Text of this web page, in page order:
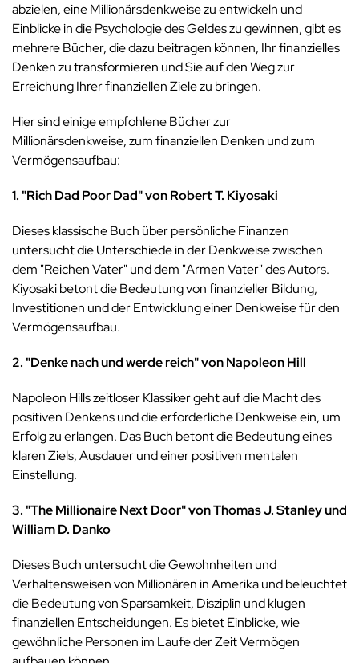
abzielen, eine Millionärsdenkweise zu entwickeln und
Einblicke in die Psychologie des Geldes zu gewinnen, gibt es
mehrere Bücher, die dazu beitragen können, Ihr finanzielles
Denken zu transformieren und Sie auf den Weg zur
Erreichung Ihrer finanziellen Ziele zu bringen.
Hier sind einige empfohlene Bücher zur
Millionärsdenkweise, zum finanziellen Denken und zum
Vermögensaufbau:
1. "Rich Dad Poor Dad" von Robert T. Kiyosaki
Dieses klassische Buch über persönliche Finanzen
untersucht die Unterschiede in der Denkweise zwischen
dem "Reichen Vater" und dem "Armen Vater" des Autors.
Kiyosaki betont die Bedeutung von finanzieller Bildung,
Investitionen und der Entwicklung einer Denkweise für den
Vermögensaufbau.
2. "Denke nach und werde reich" von Napoleon Hill
Napoleon Hills zeitloser Klassiker geht auf die Macht des
positiven Denkens und die erforderliche Denkweise ein, um
Erfolg zu erlangen. Das Buch betont die Bedeutung eines
klaren Ziels, Ausdauer und einer positiven mentalen
Einstellung.
3. "The Millionaire Next Door" von Thomas J. Stanley und
William D. Danko
Dieses Buch untersucht die Gewohnheiten und
Verhaltensweisen von Millionären in Amerika und beleuchtet
die Bedeutung von Sparsamkeit, Disziplin und klugen
finanziellen Entscheidungen. Es bietet Einblicke, wie
gewöhnliche Personen im Laufe der Zeit Vermögen